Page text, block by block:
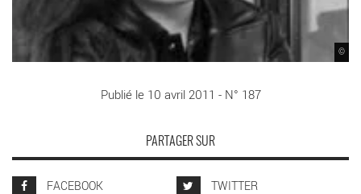
©
Publié le 10 avril 2011 - N° 187
PARTAGER SUR
FACEBOOK
TWITTER